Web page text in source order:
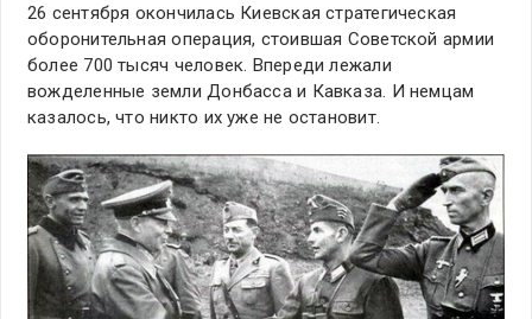
26 сентября окончилась Киевская стратегическая
оборонительная операция, стоившая Советской армии
более 700 тысяч человек. Впереди лежали
вожделенные земли Донбасса и Кавказа. И немцам
казалось, что никто их уже не остановит.